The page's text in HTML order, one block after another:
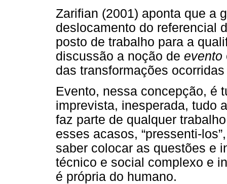
Zarifian (2001) aponta que a
deslocamento do referencial
posto de trabalho para a
discussão a noção de evento
das transformações
Evento, nessa concepção, é
imprevista, inesperada, tudo
faz parte de qualquer
esses acasos, “pressenti-
saber colocar as questões e
técnico e social complexo e
é própria do humano.